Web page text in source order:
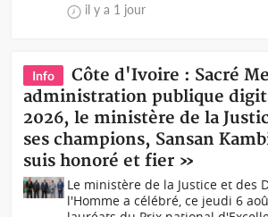
il y a 1 jour
Info
Côte d'Ivoire : Sacré
administration publique
2026, le ministère de la
ses champions, Sansan
suis honoré et fier »
Le ministère de la Justice et des
l'Homme a célébré, ce jeudi 6